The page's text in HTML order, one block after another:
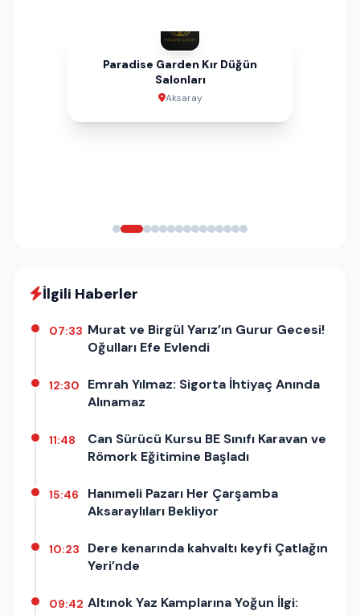
Paradise Garden Kır Düğün
Salonları
Aksaray
Aksaray
Aksaray
Aksaray
Aksaray
Aksaray
Garsaura Düğün ve Davet Salonu
İstanbul
Aksaray
Aksaray
Aksaray
Aksaray
Aksaray
Aksaray
İlgili Haberler
07:33 Murat ve Birgül Yarız’ın Gurur Gecesi!
Oğulları Efe Evlendi
12:30
Emrah Yılmaz: Sigorta İhtiyaç Anında
Alınamaz
11:48
Can Sürücü Kursu BE Sınıfı Karavan ve
Römork Eğitimine Başladı
15:46
Hanımeli Pazarı Her Çarşamba
Aksaraylıları Bekliyor
10:23
Dere kenarında kahvaltı keyfi Çatlağın
Yeri’nde
09:42 Altınok Yaz Kamplarına Yoğun İlgi: